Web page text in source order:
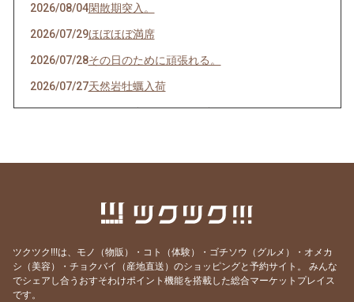
2026/08/04閑散期突入。
2026/07/29ほぼほぼ満席
2026/07/28その日のために頑張れる。
2026/07/27天然岩牡蠣入荷
2026/07/23うなぎを食べてエネルギーチャージ！
2026/07/19サッカーワールドカップ 決勝戦 観戦会 開
生きて行けるかしら。
2026/07/14 猛暑日の日は上々や！
2026/07/13 神のお告げ
ツクツク!!!は、モノ（物販）・コト（体験）・ゴチソウ（グルメ）・オメカ
シ（美容）・チョクバイ（産地直送）のショッピングと予約サイト。
みんな
でシェアし合うおすそわけポイント機能を搭載した総合マーケットプレイス
です。